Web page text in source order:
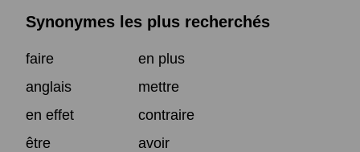
Synonymes les plus recherchés
faire
en plus
anglais
mettre
en effet
contraire
être
avoir